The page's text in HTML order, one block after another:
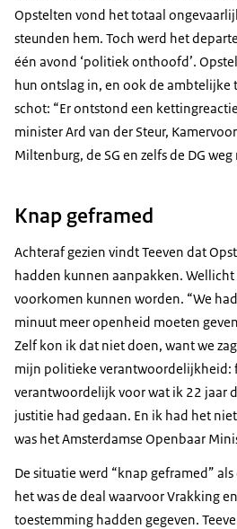
Opstelten vond het totaal
steunden hem. Toch werd het
één avond ‘politiek onthoofd’.
hun ontslag in, en ook de
schot: “Er ontstond een
minister Ard van der Steur,
Miltenburg, de SG en zelfs de DG
Knap geframed
Achteraf gezien vindt Teeven dat
hadden kunnen aanpakken.
voorkomen kunnen worden. “We
minuut meer openheid moeten
Zelf kon ik dat niet doen, want we
mijn politieke verantwoordelijkheid:
verantwoordelijk voor wat ik 22 jaar
justitie had gedaan. En ik had het
was het Amsterdamse Openbaar
De situatie werd “knap geframed”
het was de deal waarvoor Vrakking
toestemming hadden gegeven.